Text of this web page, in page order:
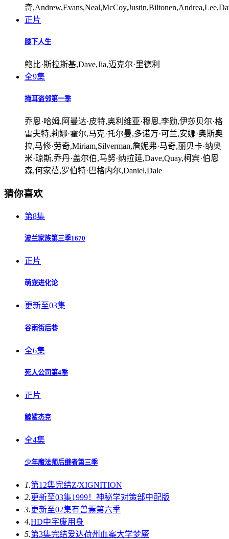
奇
正片
膝下人生
鲍比·斯拉斯基,Dave,Jia,迈克尔·里德利
全9集
掩耳盗邻第一季
乔恩·哈姆,阿曼达·皮特,奥利维亚·穆恩,李勋,伊莎贝尔·格
雷夫特,莉娜·霍尔,马克·托尔曼,多诺万·可兰,安娜·奥斯奥
拉,马修·劳奇,Miriam,Silverman,詹妮弗·马奇,丽贝卡·纳奥
米·琼斯,乔丹·盖尔伯,马努·纳拉延,Dave,Quay,柯宾·伯恩
森,何家蓓,罗伯特·巴格内尔,Daniel,Dale
猜你喜欢
第8集
波兰家族第三季1670
正片
萌宠进化论
更新至03集
谷雨街后巷
全6集
死人公司第4季
正片
鲸鲨杰克
全4集
少年魔法师后继者第三季
1.第12集完结Z/XIGNITION
2.更新至03集1999！神秘学对策部中配版
3.更新至02集有兽焉第六季
4.HD中字废用身
5.第3集完结爱达荷州血案大学梦魇